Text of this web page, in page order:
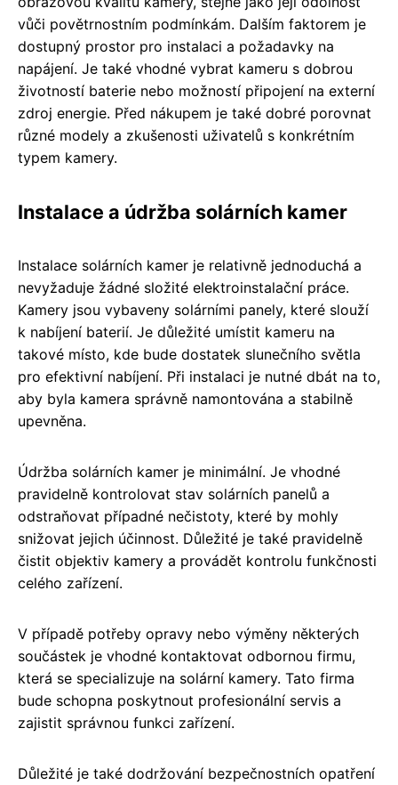
vůči povětrnostním podmínkám. Dalším faktorem je
dostupný prostor pro instalaci a požadavky na
napájení. Je také vhodné vybrat kameru s dobrou
životností baterie nebo možností připojení na externí
zdroj energie. Před nákupem je také dobré porovnat
různé modely a zkušenosti uživatelů s konkrétním
typem kamery.
Instalace a údržba solárních kamer
Instalace solárních kamer je relativně jednoduchá a
nevyžaduje žádné složité elektroinstalační práce.
Kamery jsou vybaveny solárními panely, které slouží
k nabíjení baterií. Je důležité umístit kameru na
takové místo, kde bude dostatek slunečního světla
pro efektivní nabíjení. Při instalaci je nutné dbát na to,
aby byla kamera správně namontována a stabilně
upevněna.
Údržba solárních kamer je minimální. Je vhodné
pravidelně kontrolovat stav solárních panelů a
odstraňovat případné nečistoty, které by mohly
snižovat jejich účinnost. Důležité je také pravidelně
čistit objektiv kamery a provádět kontrolu funkčnosti
celého zařízení.
V případě potřeby opravy nebo výměny některých
součástek je vhodné kontaktovat odbornou firmu,
která se specializuje na solární kamery. Tato firma
bude schopna poskytnout profesionální servis a
zajistit správnou funkci zařízení.
Důležité je také dodržování bezpečnostních opatření